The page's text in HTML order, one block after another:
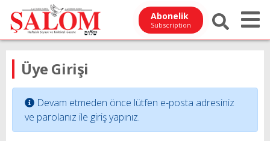
Abonelik
Subscription
Üye Girişi
Devam etmeden önce lütfen e-posta adresiniz
ve parolanız ile giriş yapınız.